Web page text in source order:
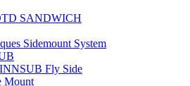
SANDWICH
Sidemount System
Fly Side
Mount